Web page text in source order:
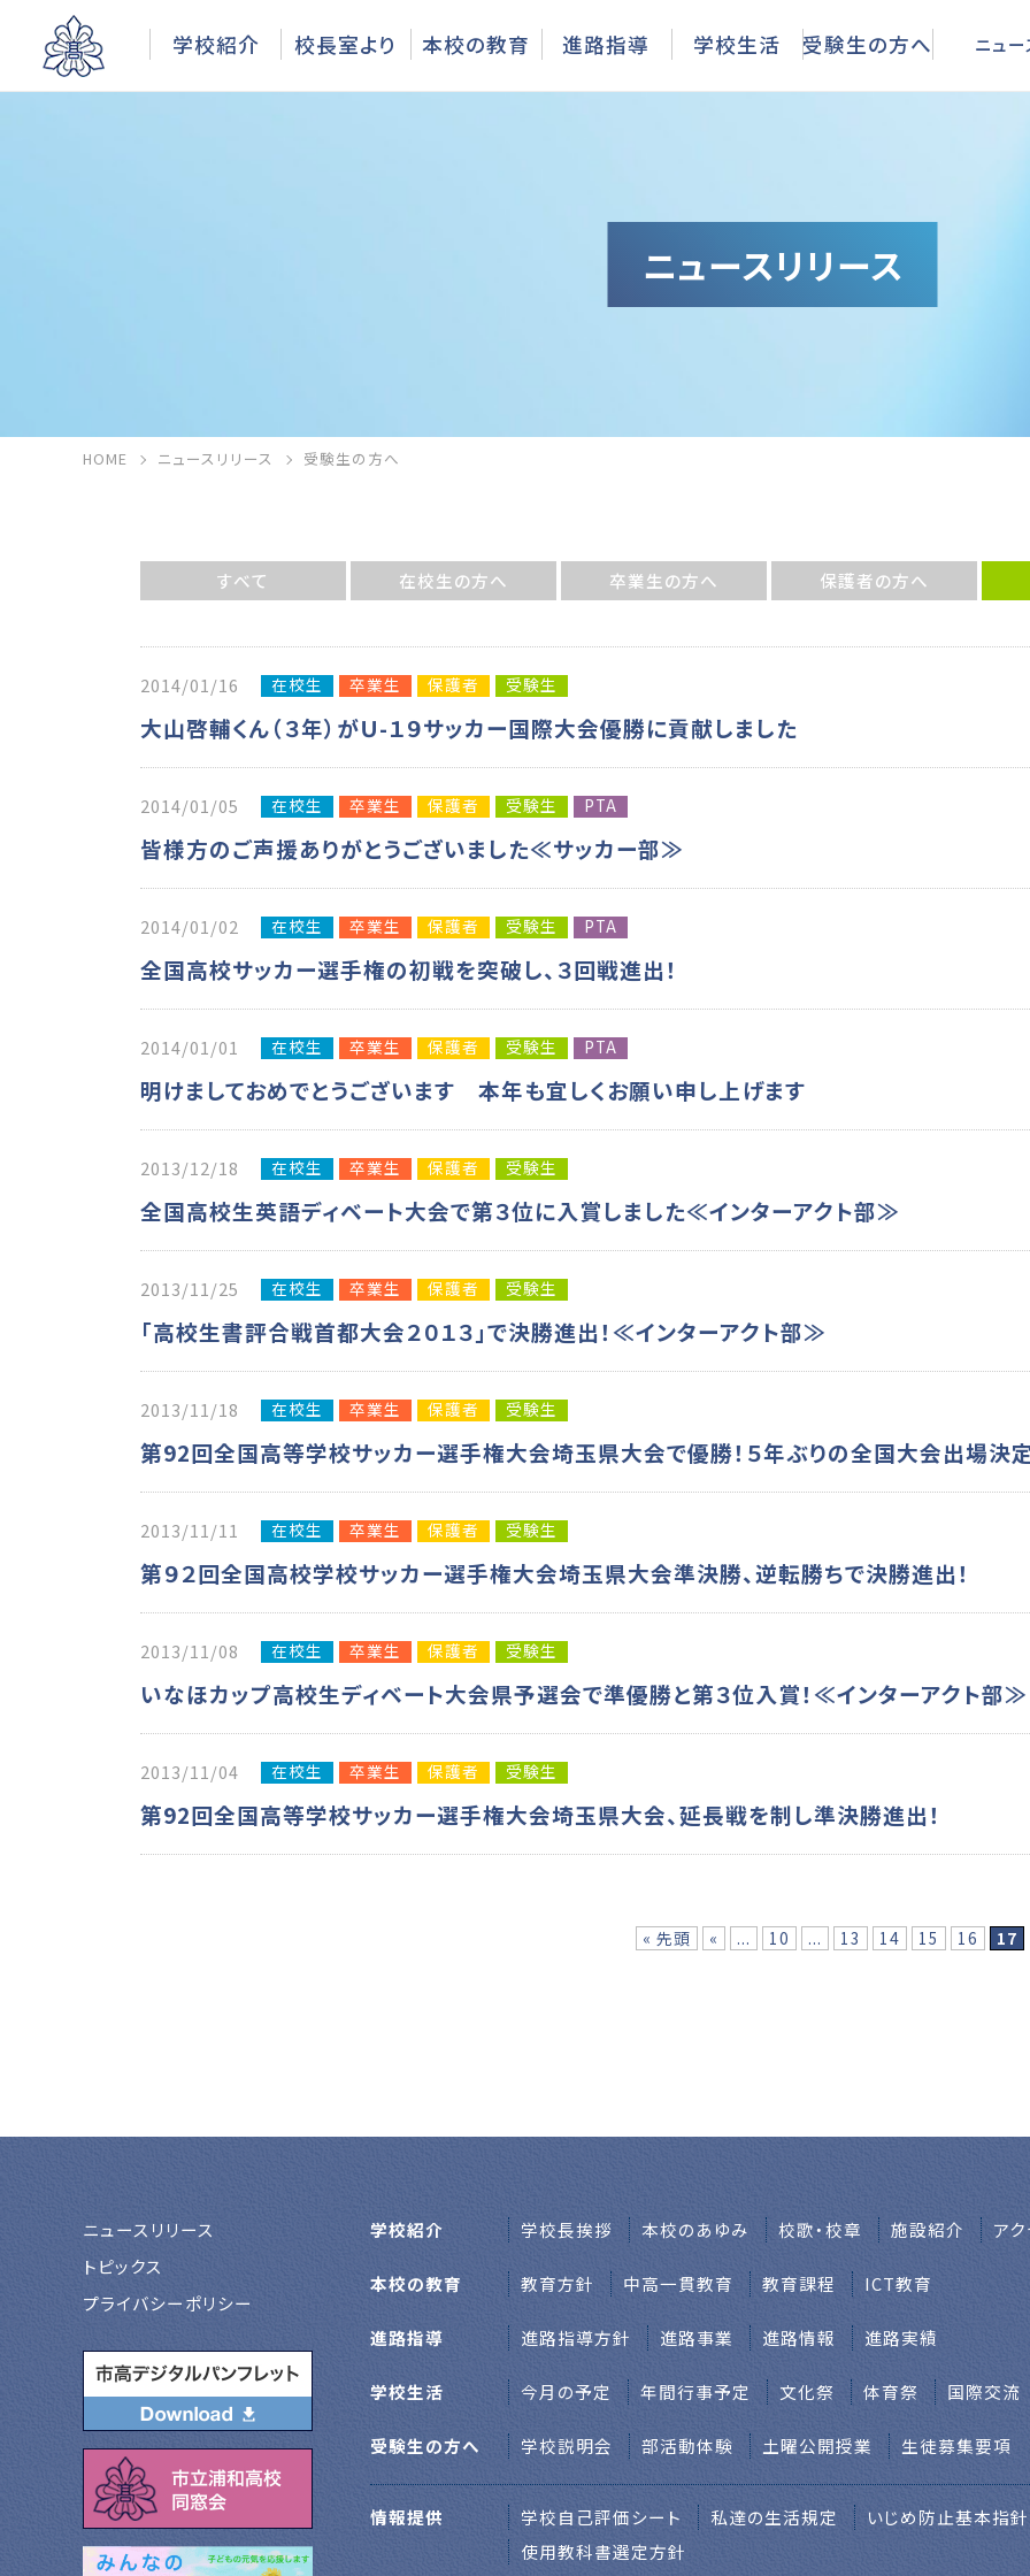
ニュー
ニュースリリース
HOME ニュースリリース 受験生の方へ
すべて 在校生の方へ 卒業生の方へ 保護者の方へ
2014/01/16 在校生 卒業生 保護者 受験生
大山啓輔くん（３年）がＵ-１９サッカー国際大会優勝に貢献しました
2014/01/05 在校生 卒業生 保護者 受験生 PTA
皆様方のご声援ありがとうございました≪サッカー部≫
2014/01/02 在校生 卒業生 保護者 受験生 PTA
全国高校サッカー選手権の初戦を突破し、３回戦進出！
2014/01/01 在校生 卒業生 保護者 受験生 PTA
明けましておめでとうございます 本年も宜しくお願い申し上げます
2013/12/18 在校生 卒業生 保護者 受験生
全国高校生英語ディベート大会で第３位に入賞しました≪インターアクト部≫
2013/11/25 在校生 卒業生 保護者 受験生
「高校生書評合戦首都大会２０１３」で決勝進出！≪インターアクト部≫
2013/11/18 在校生 卒業生 保護者 受験生
第92回全国高等学校サッカー選手権大会埼玉県大会で優勝！５年ぶりの全国大会出場決
2013/11/11 在校生 卒業生 保護者 受験生
第９２回全国高校学校サッカー選手権大会埼玉県大会準決勝、逆転勝ちで決勝進出！
2013/11/08 在校生 卒業生 保護者 受験生
いなほカップ高校生ディベート大会県予選会で準優勝と第３位入賞！≪インターアクト部≫
2013/11/04 在校生 卒業生 保護者 受験生
第92回全国高等学校サッカー選手権大会埼玉県大会、延長戦を制し準決勝進出！
« 先頭 « ... 10 ... 13 14 15 16 17
学校紹介 校長室より 本校の教育 進路指導 学校生活 受験生の方へ ニュ
ニュースリリース
トピックス
プライバシーポリシー
学校紹介 学校⻑挨拶 本校のあゆみ 校歌・校章 施設紹介 ア
本校の教育 教育方針 中高一貫教育 教育課程 ICT教育
進路指導 進路指導方針 進路事業 進路情報 進路実績
学校生活 今月の予定 年間行事予定 文化祭 体育祭 国際交流
受験生の方へ 学校説明会 部活動体験 土曜公開授業 生徒募集要項
情報提供 学校自己評価シート 私達の生活規定
いじめ防止基本指針
使用教科書選定方針